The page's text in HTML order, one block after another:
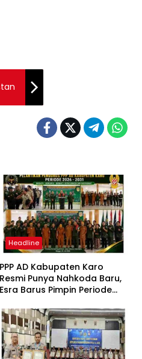
Headline
PPP AD Kabupaten Karo
Resmi Punya Nahkoda Baru,
Esra Barus Pimpin Periode